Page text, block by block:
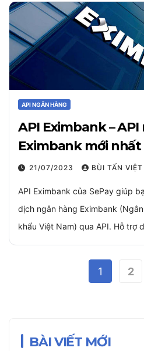
API NGÂN HÀNG
API Eximbank –
Eximbank mới nhất
21/07/2023 BÙI TẤN VIỆT
API Eximbank của SePay giúp
dịch ngân hàng Eximbank
khẩu Việt Nam) qua API. Hỗ trợ
Phân
viết
1 2
BÀI VIẾT MỚI